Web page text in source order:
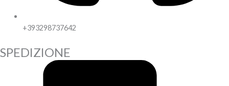
+393298737642
SPEDIZIONE